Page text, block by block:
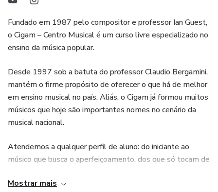
Fundado em 1987 pelo compositor e professor Ian Guest,
o Cigam – Centro Musical é um curso livre especializado no
ensino da música popular.
Desde 1997 sob a batuta do professor Claudio Bergamini,
mantém o firme propósito de oferecer o que há de melhor
em ensino musical no país. Aliás, o Cigam já formou muitos
músicos que hoje são importantes nomes no cenário da
musical nacional.
Atendemos a qualquer perfil de aluno: do iniciante ao
músico que busca o aperfeiçoamento, dos que só tocam de
autodidata ao músico com formação superior, do amador
Mostrar mais